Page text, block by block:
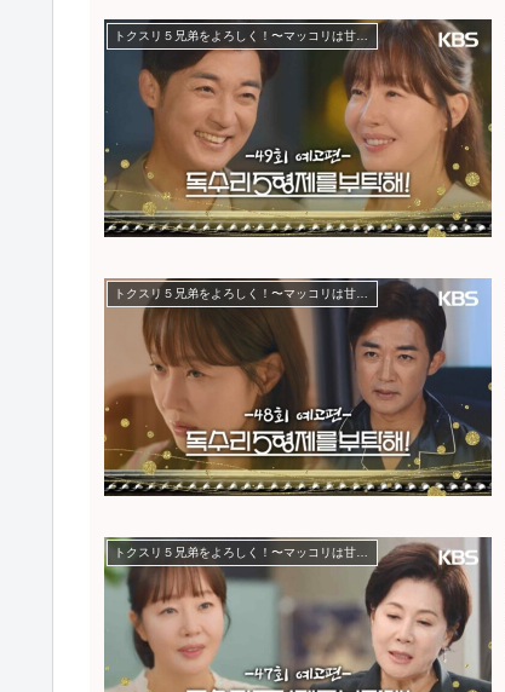
トクスリ５兄弟をよろしく！〜マッコリは甘い恋の味〜